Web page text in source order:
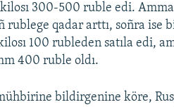
300-500 ruble edi.
rublege qadar arttı, soñra ise
100 rubleden satıla edi,
400 ruble oldı.
bildirgenine köre,